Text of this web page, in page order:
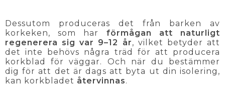
Dessutom produceras det från barken av
korkeken, som har förmågan att naturligt
regenerera sig var 9–12 år, vilket betyder att
det inte behövs några träd för att producera
korkblad för väggar. Och när du bestämmer
dig för att det är dags att byta ut din isolering,
kan korkbladet återvinnas.